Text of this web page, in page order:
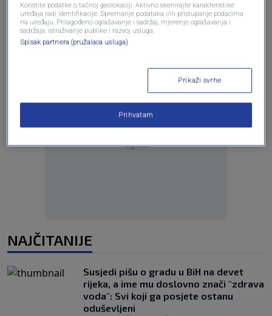
Oglas
NAJČITANIJE
Susjedi pišu o gradu u BiH na devet
rijeka, a ime mu doslovno znači "zdrava
voda": Svi koji ga posjete ostanu
oduševljeni
Koristite podatke o tačnoj geolokaciji. Aktivno skenirajte karakteristike
uređaja radi identifikacije. Spremanje podataka i/ili pristupanje podacima
na uređaju. Prilagođeno oglašavanje i sadržaj, mjerenje oglašavanja i
sadržaja, istraživanje publike i razvoj usluga.
Spisak partnera (pružalaca usluga)
Prikaži svrhe
Prihvatam